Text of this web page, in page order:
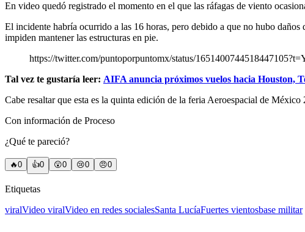
En video quedó registrado el momento en el que las ráfagas de viento
El incidente habría ocurrido a las 16 horas, pero debido a que no hubo
impiden mantener las estructuras en pie.
https://twitter.com/puntoporpuntomx/status/
Tal vez te gustaría leer: AIFA anuncia próximos vuelos hacia Houston,
Cabe resaltar que esta es la quinta edición de la feria Aeroespacial de
Con información de Proceso
¿Qué te pareció?
🔥0 👍0 😲0 😢0 😠0
Etiquetas
viralVideo viralVideo en redes socialesSanta LucíaFuertes vientosbase militar